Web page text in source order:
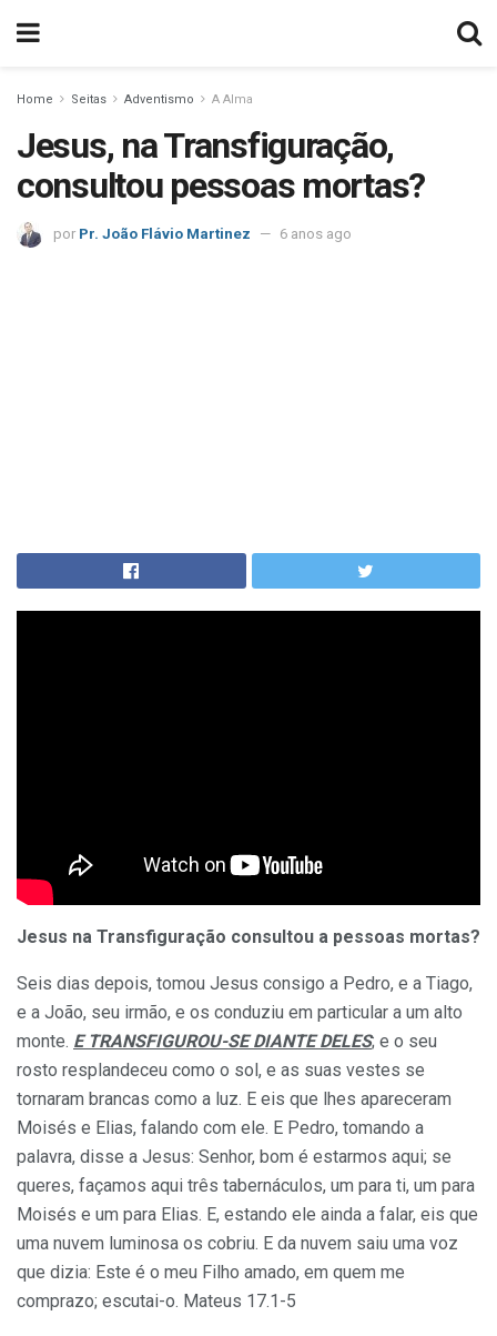
Home Seitas Adventismo A Alma
Jesus, na Transfiguração,
consultou pessoas mortas?
por Pr. João Flávio Martinez 6 anos ago
Jesus na Transfiguração consultou a pessoas mortas?
Seis dias depois, tomou Jesus consigo a Pedro, e a Tiago,
e a João, seu irmão, e os conduziu em particular a um alto
monte. E TRANSFIGUROU-SE DIANTE DELES; e o seu
rosto resplandeceu como o sol, e as suas vestes se
tornaram brancas como a luz. E eis que lhes apareceram
Moisés e Elias, falando com ele. E Pedro, tomando a
palavra, disse a Jesus: Senhor, bom é estarmos aqui; se
queres, façamos aqui três tabernáculos, um para ti, um para
Moisés e um para Elias. E, estando ele ainda a falar, eis que
uma nuvem luminosa os cobriu. E da nuvem saiu uma voz
que dizia: Este é o meu Filho amado, em quem me
comprazo; escutai-o. Mateus 17.1-5